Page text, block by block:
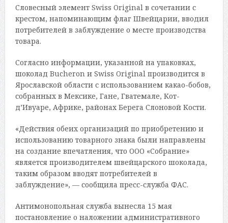
Словесный элемент Swiss Original в сочетании с
крестом, напоминающим флаг Швейцарии, вводил
потребителей в заблуждение о месте производства
товара.
Согласно информации, указанной на упаковках,
шоколад Bucheron и Swiss Original производится в
Ярославской области с использованием какао-бобов,
собранных в Мексике, Гане, Гватемале, Кот-
д’Ивуаре, Африке, районах Берега Слоновой Кости.
«Действия обеих организаций по приобретению и
использованию товарного знака были направлены
на создание впечатления, что ООО «Собрание»
является производителем швейцарского шоколада,
таким образом вводят потребителей в
заблуждение», — сообщила пресс-служба ФАС.
Антимонопольная служба вынесла 15 мая
постановление о наложении административного